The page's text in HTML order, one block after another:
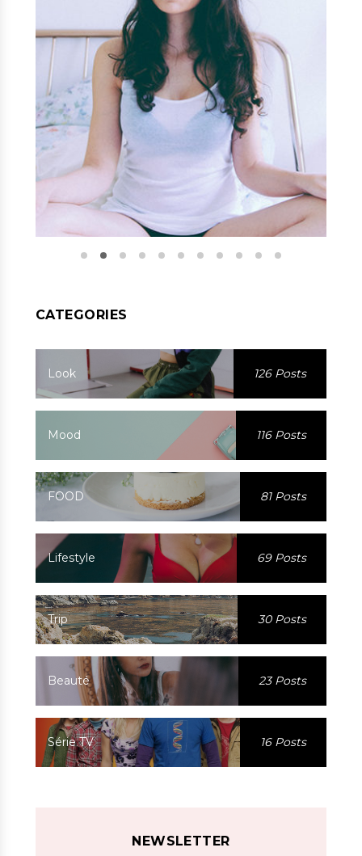
CATEGORIES
Look 126 Posts
Mood 116 Posts
FOOD 81 Posts
Lifestyle 69 Posts
Trip 30 Posts
Beauté 23 Posts
Série TV 16 Posts
NEWSLETTER